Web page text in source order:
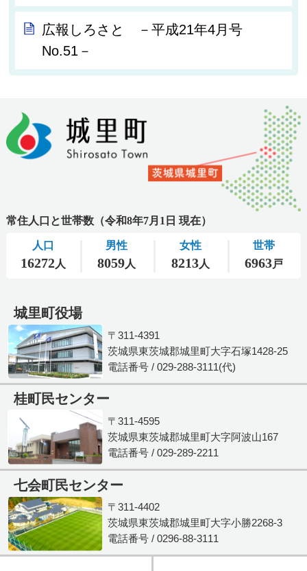
広報しろさと －平成21年4月号
No.51－
城里町役場
〒311-4391
茨城県東茨城郡城里町大字石塚1428-25
電話番号 / 029-288-3111(代)
桂町民センター
〒311-4595
茨城県東茨城郡城里町大字阿波山167
電話番号 / 029-289-2211
七会町民センター
〒311-4402
茨城県東茨城郡城里町大字小勝2268-3
電話番号 / 0296-88-3111